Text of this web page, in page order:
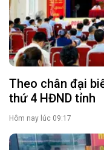
Theo chân đại
thứ 4 HĐND tỉnh
Hôm nay lúc 09:17